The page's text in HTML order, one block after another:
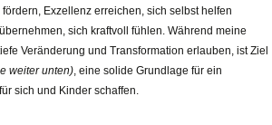
Exzellenz erreichen, sich selbst helfen
sich kraftvoll fühlen. Während meine
Veränderung und Transformation erlauben, ist Ziel
weiter unten), eine solide Grundlage für ein
sich und Kinder schaffen.